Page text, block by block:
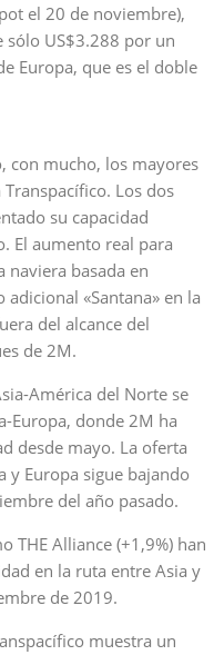
el 20 de noviembre),
sólo US$3.288 por un
Europa, que es el doble
con mucho, los mayores
Los dos
su capacidad
El aumento real para
naviera basada en
«Santana» en la
del alcance del
de 2M.
América del Norte se
Europa, donde 2M ha
desde mayo. La oferta
y Europa sigue bajando
del año pasado.
THE Alliance (+1,9%) han
en la ruta entre Asia y
de 2019.
muestra un